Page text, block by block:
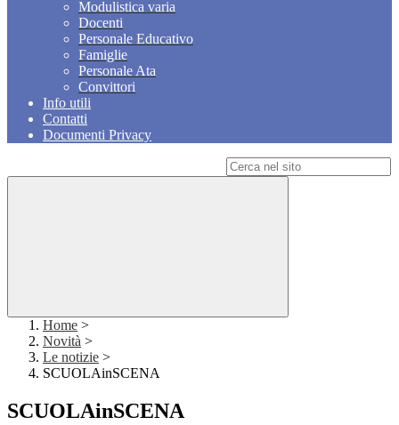
Modulistica varia
Docenti
Personale Educativo
Famiglie
Personale Ata
Convittori
Info utili
Contatti
Documenti Privacy
Home >
Novità >
Le notizie >
SCUOLAinSCENA
SCUOLAinSCENA